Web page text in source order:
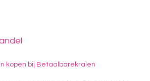
kopen bij Betaalbarekralen